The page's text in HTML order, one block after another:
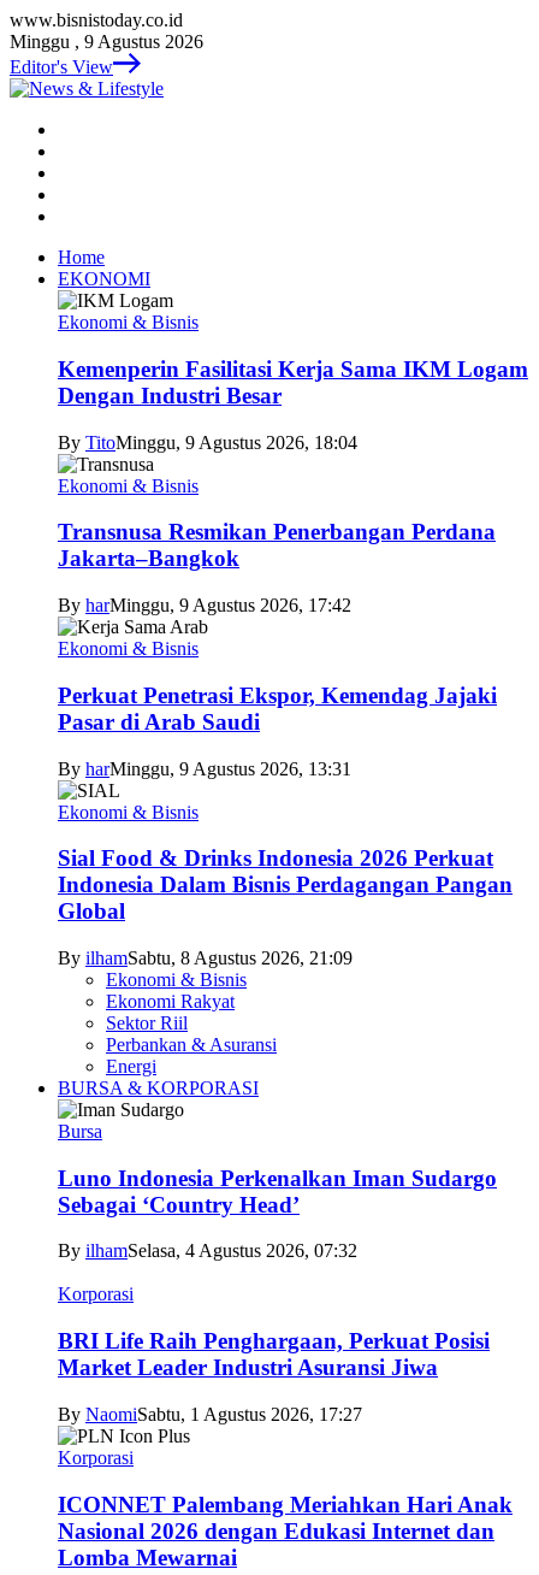
www.bisnistoday.co.id
Minggu , 9 Agustus 2026
Editor's View
Home
EKONOMI
Ekonomi & Bisnis
Kemenperin Fasilitasi Kerja Sama IKM Logam
Dengan Industri Besar
By TitoMinggu, 9 Agustus 2026, 18:04
Ekonomi & Bisnis
Transnusa Resmikan Penerbangan Perdana
Jakarta–Bangkok
By harMinggu, 9 Agustus 2026, 17:42
Ekonomi & Bisnis
Perkuat Penetrasi Ekspor, Kemendag Jajaki
Pasar di Arab Saudi
By harMinggu, 9 Agustus 2026, 13:31
Ekonomi & Bisnis
Sial Food & Drinks Indonesia 2026 Perkuat
Indonesia Dalam Bisnis Perdagangan Pangan
Global
By ilhamSabtu, 8 Agustus 2026, 21:09
Ekonomi & Bisnis
Ekonomi Rakyat
Sektor Riil
Perbankan & Asuransi
Energi
BURSA & KORPORASI
Bursa
Luno Indonesia Perkenalkan Iman Sudargo
Sebagai ‘Country Head’
By ilhamSelasa, 4 Agustus 2026, 07:32
Korporasi
BRI Life Raih Penghargaan, Perkuat Posisi
Market Leader Industri Asuransi Jiwa
By NaomiSabtu, 1 Agustus 2026, 17:27
Korporasi
ICONNET Palembang Meriahkan Hari Anak
Nasional 2026 dengan Edukasi Internet dan
Lomba Mewarnai